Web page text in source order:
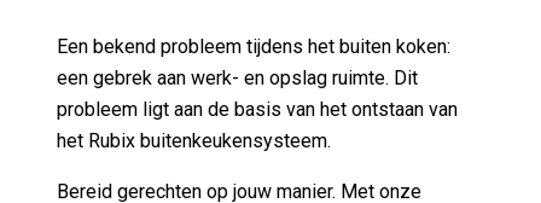
een gebrek aan werk- en opslag ruimte. Dit
probleem ligt aan de basis van het ontstaan van
het Rubix buitenkeukensysteem.
multifunctionele buitenkeukens integreer je